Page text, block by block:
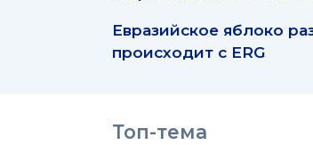
Евразийское яблоко
происходит с ERG
Топ-тема